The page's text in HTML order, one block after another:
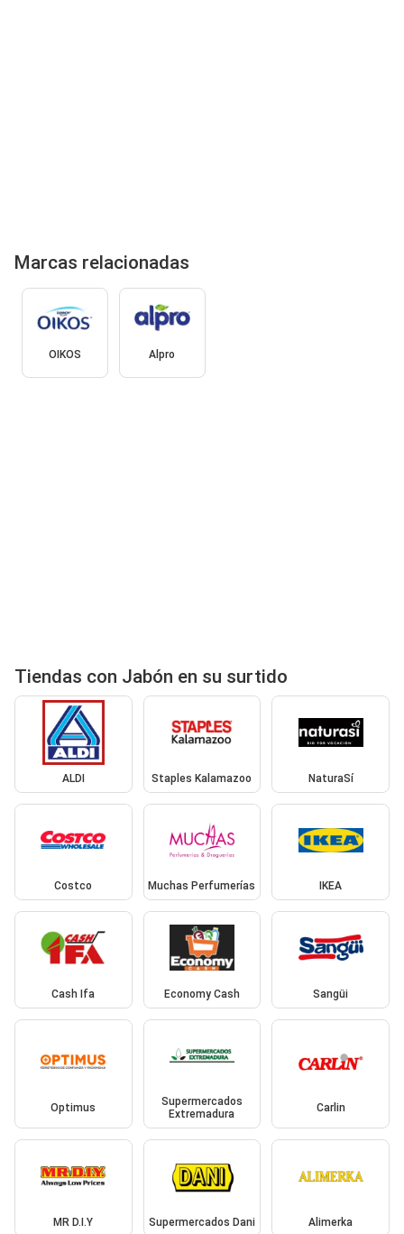
Marcas relacionadas
OIKOS Alpro
Tiendas con Jabón en su surtido
ALDI Staples Kalamazoo NaturaSí
Costco Muchas Perfumerías IKEA
Cash Ifa Economy Cash Sangüi
Optimus
Supermercados
Extremadura
Carlin
MR D.I.Y Supermercados Dani Alimerka